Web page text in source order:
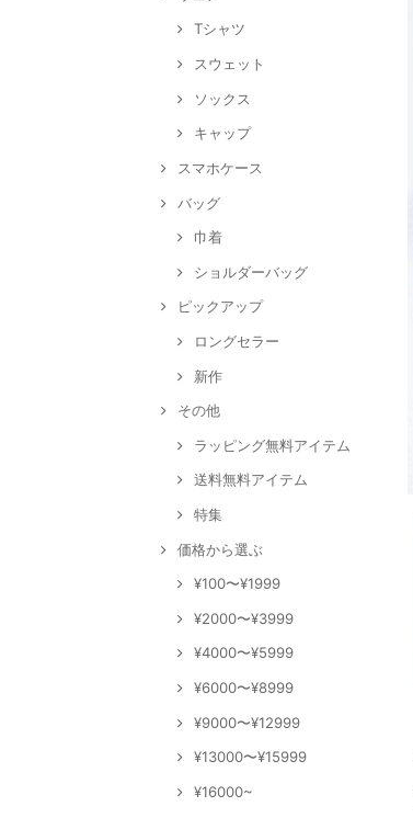
Tシャツ
スウェット
ソックス
キャップ
スマホケース
バッグ
巾着
ショルダーバッグ
ピックアップ
ロングセラー
新作
その他
ラッピング無料アイテム
送料無料アイテム
特集
価格から選ぶ
¥100〜¥1999
¥2000〜¥3999
¥4000〜¥5999
¥6000〜¥8999
¥9000〜¥12999
¥13000〜¥15999
¥16000~